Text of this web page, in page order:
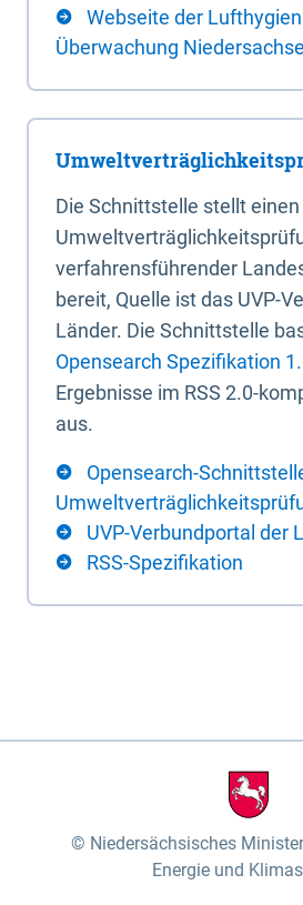
Webseite der
Überwachung
Die Schnittstelle stellt
verfahrensführender
bereit, Quelle ist das UVP-
Länder. Die Schnittstelle
Opensearch Spezifikation
Ergebnisse im RSS 2.0-
aus.
Opensearch-
UVP-Verbundportal der
RSS-Spezifikation
Niedersächsisches
Energie und